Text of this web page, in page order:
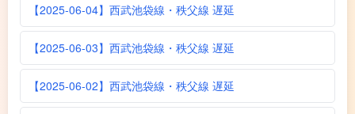
【2025-06-04】西武池袋線・秩父線 遅延
【2025-06-03】西武池袋線・秩父線 遅延
【2025-06-02】西武池袋線・秩父線 遅延